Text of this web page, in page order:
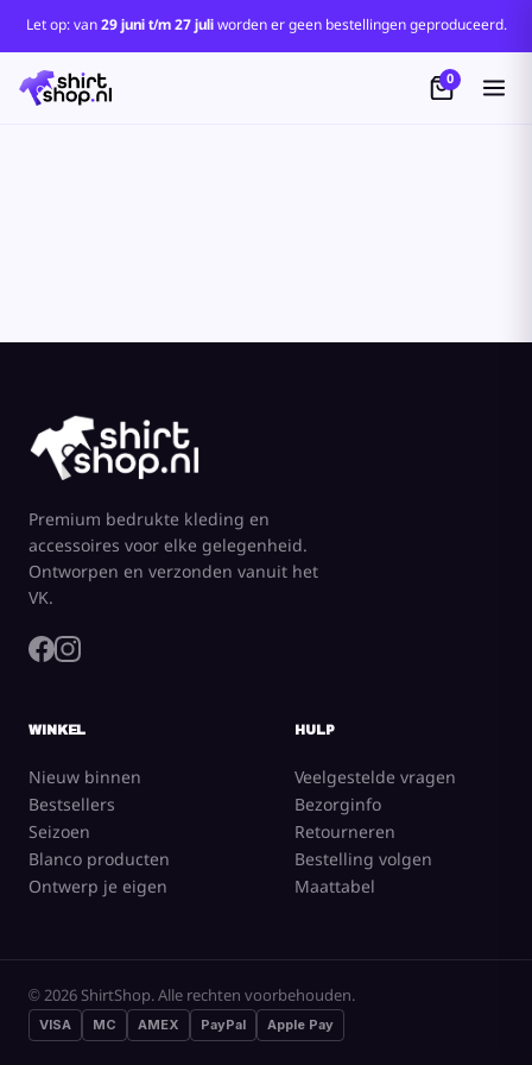
Let op: van29 juni t/m 27 juliworden er geen bestellingen geproduceerd.
0
Premium bedrukte kleding en
accessoires voor elke gelegenheid.
Ontworpen en verzonden vanuit het
VK.
WINKEL
Nieuw binnen
Bestsellers
Seizoen
Blanco producten
Ontwerp je eigen
HULP
Veelgestelde vragen
Bezorginfo
Retourneren
Bestelling volgen
Maattabel
© 2026 ShirtShop. Alle rechten voorbehouden.
VISA MC AMEX PayPal Apple Pay
Standaard
Price: Lowest First
Price: Highest First